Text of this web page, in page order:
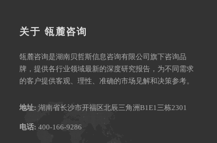
关于 瓴麓咨询
瓴麓咨询是湖南贝哲斯信息咨询有限公司旗下咨询品
牌，提供各行业领域最新的深度研究报告，为不同需求
的客户提供客观、理性、准确的市场见解和决策参考。
地址: 湖南省长沙市开福区北辰三角洲B1E1三栋2301
电话: 400-166-9286